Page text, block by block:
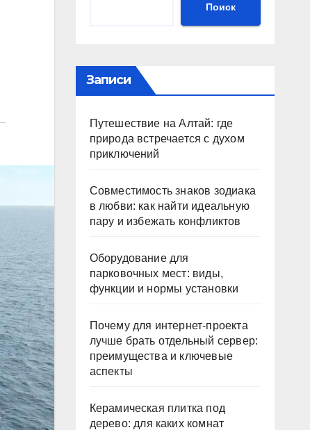
Поиск
Записи
Путешествие на Алтай: где
природа встречается с духом
приключений
Совместимость знаков зодиака
в любви: как найти идеальную
пару и избежать конфликтов
Оборудование для
парковочных мест: виды,
функции и нормы установки
Почему для интернет-проекта
лучше брать отдельный сервер:
преимущества и ключевые
аспекты
Керамическая плитка под
дерево: для каких комнат